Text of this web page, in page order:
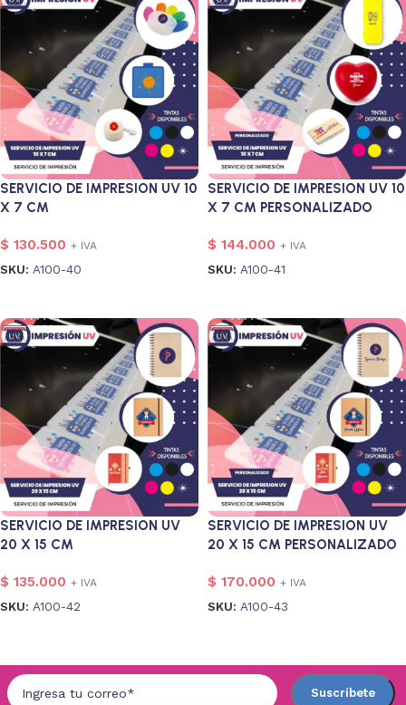
SERVICIO DE IMPRESION UV 10
X 7 CM
$ 130.500 + IVA
SKU: A100-40
SERVICIO DE IMPRESION UV 10
X 7 CM PERSONALIZADO
$ 144.000 + IVA
SKU: A100-41
SERVICIO DE IMPRESION UV
20 X 15 CM
$ 135.000 + IVA
SKU: A100-42
SERVICIO DE IMPRESION UV
20 X 15 CM PERSONALIZADO
$ 170.000 + IVA
SKU: A100-43